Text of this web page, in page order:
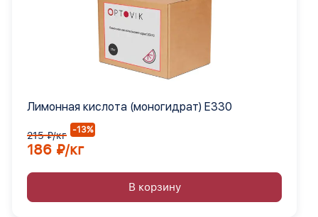
Лимонная кислота (моногидрат) Е330
215 ₽/кг -13%
186 ₽/кг
В корзину